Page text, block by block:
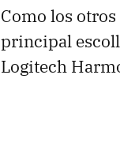
Como los
principal
Logitech